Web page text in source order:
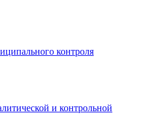
контроля
и контрольной